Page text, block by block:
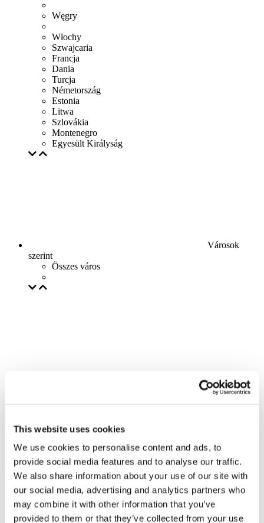
This website uses cookies
We use cookies to personalise content and ads, to
provide social media features and to analyse our traffic.
We also share information about your use of our site with
our social media, advertising and analytics partners who
may combine it with other information that you’ve
provided to them or that they’ve collected from your use
Węgry
Włochy
Szwajcaria
Francja
Dania
Turcja
Németország
Estonia
Litwa
Szlovákia
Montenegro
Egyesült Királyság
Városok
szerint
Összes város